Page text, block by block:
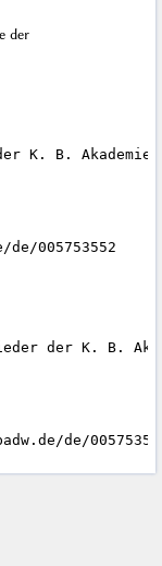
der
K. B. Akademie
005753552
der K. B.
de/